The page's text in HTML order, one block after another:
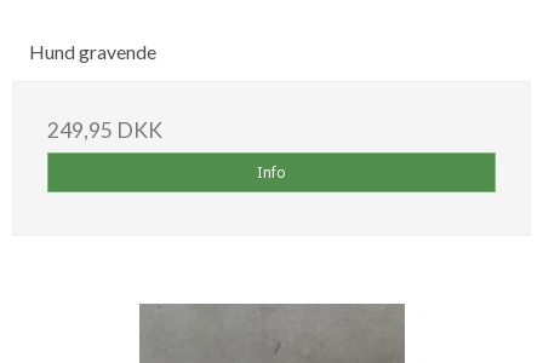
Hund gravende
249,95 DKK
Info